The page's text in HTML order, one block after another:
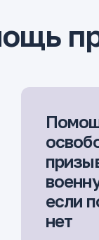
если
нет